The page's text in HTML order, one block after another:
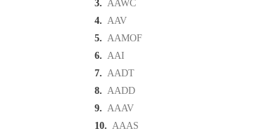
3. AAWC
4. AAV
5. AAMOF
6. AAI
7. AADT
8. AADD
9. AAAV
10. AAAS